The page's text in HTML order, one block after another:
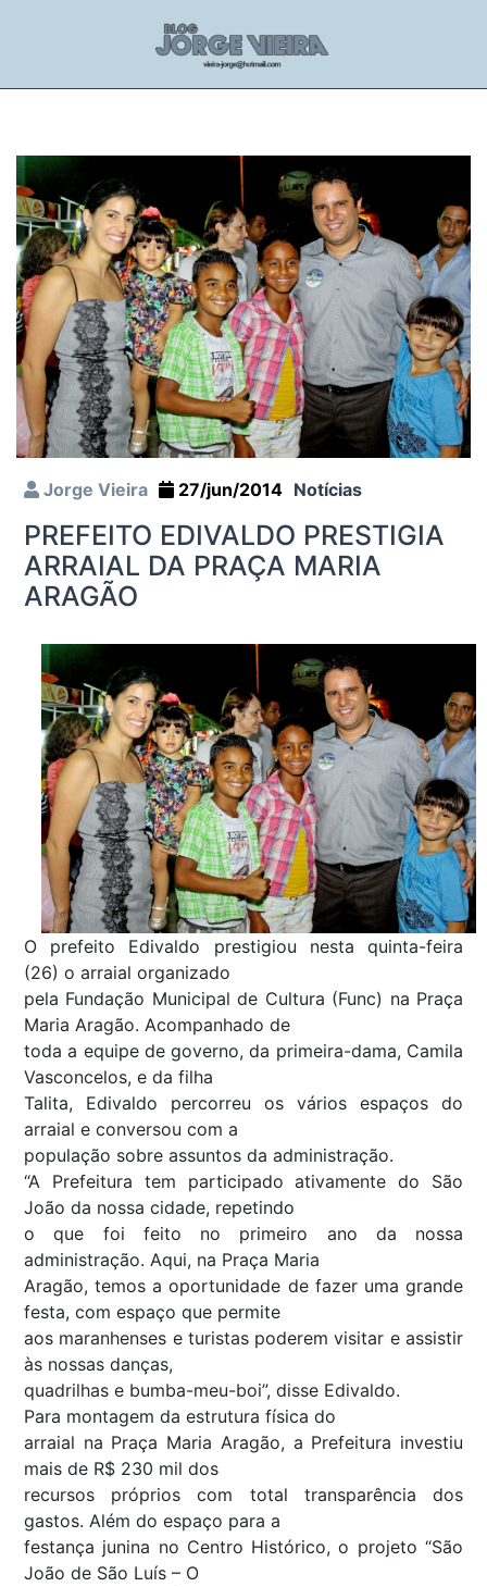
Jorge Vieira 27/jun/2014 Notícias
PREFEITO EDIVALDO PRESTIGIA
ARRAIAL DA PRAÇA MARIA
ARAGÃO
O prefeito Edivaldo prestigiou nesta quinta-feira
(26) o arraial organizado
pela Fundação Municipal de Cultura (Func) na Praça
Maria Aragão. Acompanhado de
toda a equipe de governo, da primeira-dama, Camila
Vasconcelos, e da filha
Talita, Edivaldo percorreu os vários espaços do
arraial e conversou com a
população sobre assuntos da administração.
“A Prefeitura tem participado ativamente do São
João da nossa cidade, repetindo
o que foi feito no primeiro ano da nossa
administração. Aqui, na Praça Maria
Aragão, temos a oportunidade de fazer uma grande
festa, com espaço que permite
aos maranhenses e turistas poderem visitar e assistir
às nossas danças,
quadrilhas e bumba-meu-boi”, disse Edivaldo.
Para montagem da estrutura física do
arraial na Praça Maria Aragão, a Prefeitura investiu
mais de R$ 230 mil dos
recursos próprios com total transparência dos
gastos. Além do espaço para a
festança junina no Centro Histórico, o projeto “São
João de São Luís – O